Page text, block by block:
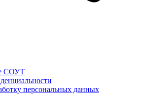
СОУТ
персональных данных